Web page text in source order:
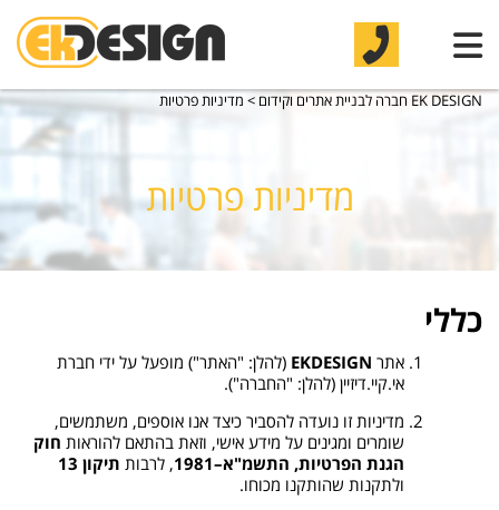
EK DESIGN חברה לבניית אתרים וקידום > מדיניות פרטיות
מדיניות פרטיות
כללי
אתר EKDESIGN (להלן: "האתר") מופעל על ידי חברת
אי.קיי.דיזיין (להלן: "החברה").
מדיניות זו נועדה להסביר כיצד אנו אוספים, משתמשים,
שומרים ומגינים על מידע אישי, וזאת בהתאם להוראות חוק
הגנת הפרטיות, התשמ"א–1981
, לרבות תיקון 13
ולתקנות שהותקנו מכוחו.